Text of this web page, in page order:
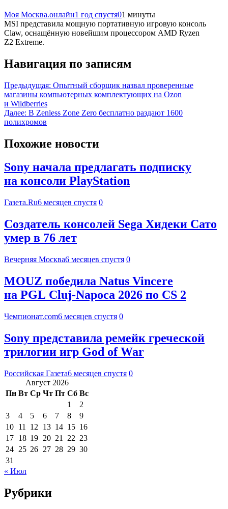
Моя Москва.онлайн1 год спустя01 минуты
MSI представила мощную портативную игровую консоль
Claw, оснащённую новейшим процессором AMD Ryzen
Z2 Extreme.
Навигация по записям
Предыдущая: Опытный сборщик назвал проверенные
магазины компьютерных комплектующих на Ozon
и Wildberries
Далее: В Zenless Zone Zero бесплатно раздают 1600
полихромов
Похожие новости
Sony начала предлагать подписку
на консоли PlayStation
Газета.Ru6 месяцев спустя 0
Создатель консолей Sega Хидеки Сато
умер в 76 лет
Вечерняя Москва6 месяцев спустя 0
MOUZ победила Natus Vincere
на PGL Cluj-Napoca 2026 по CS 2
Чемпионат.com6 месяцев спустя 0
Sony представила ремейк греческой
трилогии игр God of War
Российская Газета6 месяцев спустя 0
Август 2026
Пн Вт Ср Чт Пт Сб Вс
1
2
3
4 5 6 7 8
9
10 11 12 13 14 15 16
17 18 19 20 21 22 23
24 25 26 27 28 29 30
31
« Июл
Рубрики